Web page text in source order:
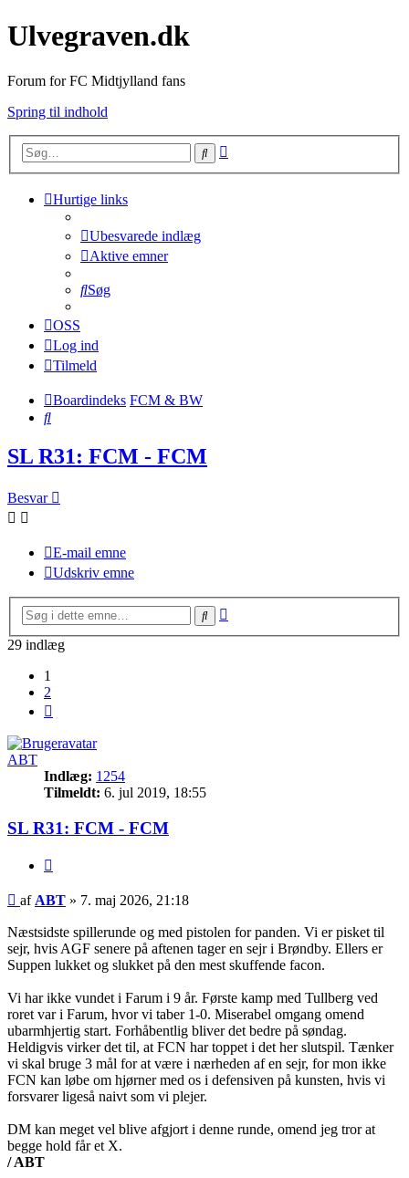
Ulvegraven.dk
Forum for FC Midtjylland fans
Spring til indhold
Søg
Hurtige links
Ubesvarede indlæg
Aktive emner
Søg
OSS
Log ind
Tilmeld
Boardindeks FCM & BW
Søg
SL R31: FCM - FCM
Besvar
E-mail emne
Udskriv emne
Søg
29 indlæg
1
2
ABT
Indlæg: 1254
Tilmeldt: 6. jul 2019, 18:55
SL R31: FCM - FCM
Indlæg
af ABT » 7. maj 2026, 21:18
Næstsidste spillerunde og med pistolen for panden. Vi er pisket til
sejr, hvis AGF senere på aftenen tager en sejr i Brøndby. Ellers er
Suppen lukket og slukket på den mest skuffende facon.
Vi har ikke vundet i Farum i 9 år. Første kamp med Tullberg ved
roret var i Farum, hvor vi taber 1-0. Miserabel omgang omend
ubarmhjertig start. Forhåbentlig bliver det bedre på søndag.
Heldigvis virker det til, at FCN har toppet i det her slutspil. Tænker
vi skal bruge 3 mål for at være i nærheden af en sejr, for mon ikke
FCN kan løbe om hjørner med os i defensiven på kunsten, hvis vi
forsvarer ligeså naivt som vi plejer.
DM kan meget vel blive afgjort i denne runde, omend jeg tror at
begge hold får et X.
/ ABT